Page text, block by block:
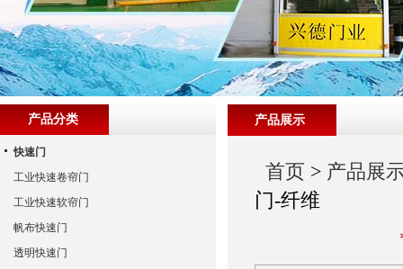
产品展示
首页 > 产品展
门-纤维
产品分类
快速门
工业快速卷帘门
工业快速软帘门
帆布快速门
透明快速门